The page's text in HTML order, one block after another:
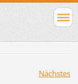
Nächstes